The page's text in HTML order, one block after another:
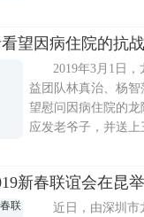
年旬95岁，已经无
即决定去医院看望老
午，周德蓉主任带
出发，前往医院看望
望因病住院的抗
2019年3月1日
益团队林真治、杨
望慰问因病住院的
应发老爷子，并送
发，1925年5月4日
兵排做炊事员，王
桂林、湖南、贵州
新春联谊会在昆
近日，由深圳市